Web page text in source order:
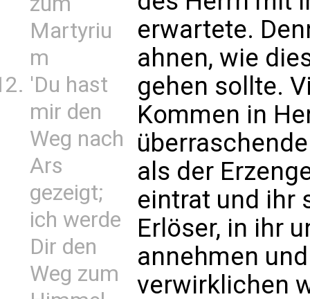
Martyriu
m
'Du hast
mir den
Weg nach
Ars
gezeigt;
ich werde
Dir den
Weg zum
erwartete.
ahnen, wie
gehen sollte.
Kommen in
als der
eintrat und ihr
Erlöser, in ihr
annehmen
verwirklichen